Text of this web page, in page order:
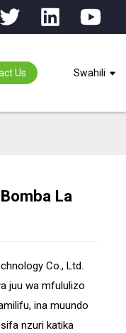
Us Swahili
La
Co., Ltd.
juu wa mfululizo
ina muundo
nzuri katika